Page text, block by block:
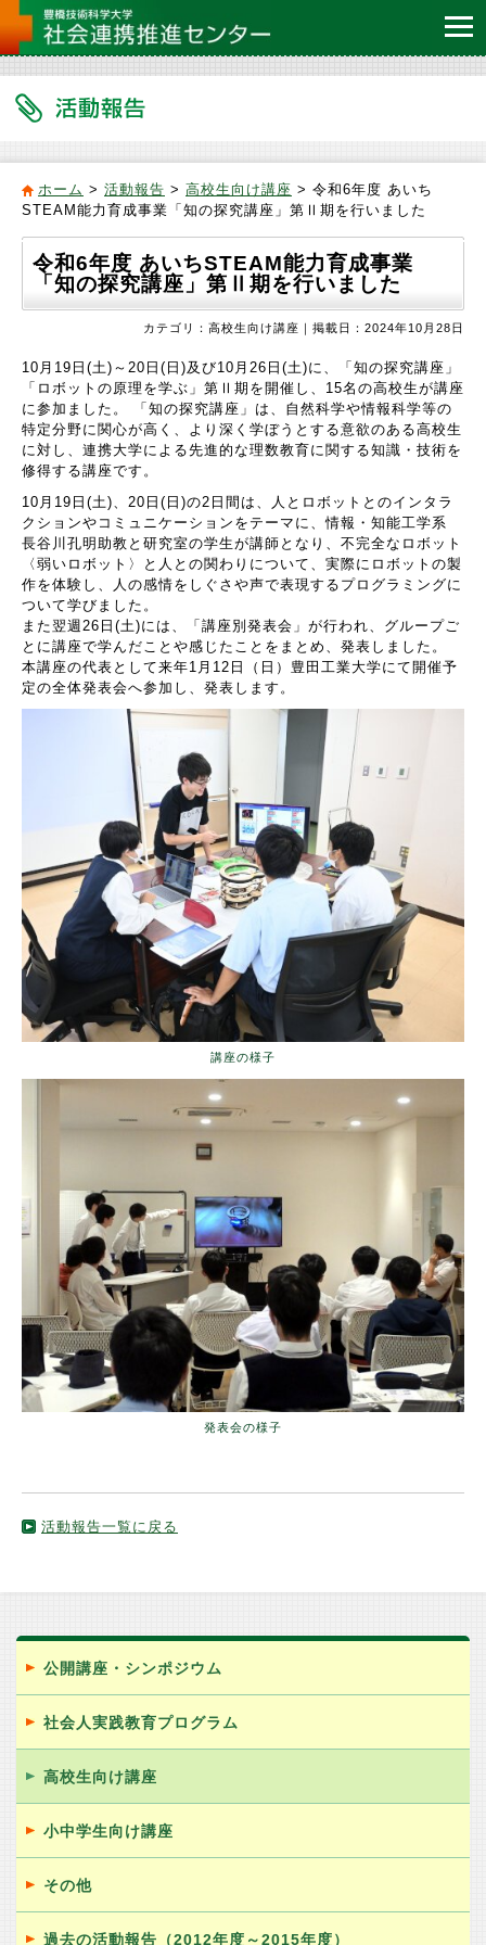
ホーム > 活動報告 > 高校生向け講座 > 令和6年度 あいち
STEAM能力育成事業「知の探究講座」第Ⅱ期を行いました
令和6年度 あいちSTEAM能力育成事業
「知の探究講座」第Ⅱ期を行いました
カテゴリ：高校生向け講座｜掲載日：2024年10月28日
10月19日(土)～20日(日)及び10月26日(土)に、「知の探究講座」
「ロボットの原理を学ぶ」第Ⅱ期を開催し、15名の高校生が講座
に参加ました。 「知の探究講座」は、自然科学や情報科学等の
特定分野に関心が高く、より深く学ぼうとする意欲のある高校生
に対し、連携大学による先進的な理数教育に関する知識・技術を
修得する講座です。
10月19日(土)、20日(日)の2日間は、人とロボットとのインタラ
クションやコミュニケーションをテーマに、情報・知能工学系
長谷川孔明助教と研究室の学生が講師となり、不完全なロボット
〈弱いロボット〉と人との関わりについて、実際にロボットの製
作を体験し、人の感情をしぐさや声で表現するプログラミングに
ついて学びました。
また翌週26日(土)には、「講座別発表会」が行われ、グループご
とに講座で学んだことや感じたことをまとめ、発表しました。
本講座の代表として来年1月12日（日）豊田工業大学にて開催予
定の全体発表会へ参加し、発表します。
講座の様子
発表会の様子
活動報告一覧に戻る
公開講座・シンポジウム
社会人実践教育プログラム
高校生向け講座
小中学生向け講座
その他
過去の活動報告（2012年度～2015年度）